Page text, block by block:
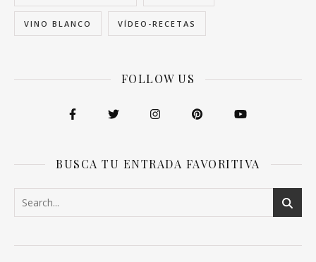
VINO BLANCO VÍDEO-RECETAS
FOLLOW US
BUSCA TU ENTRADA FAVORITIVA